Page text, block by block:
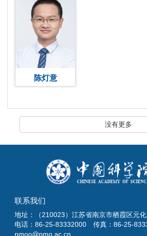
陈灯意
没有更多
联系我们
地址：（210023）江苏省南京市栖霞区元
电话：86-25-83332000 传真：86-25-
pmoo@pmo.ac.cn